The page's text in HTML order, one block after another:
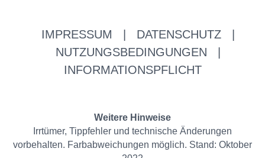
IMPRESSUM DATENSCHUTZ
NUTZUNGSBEDINGUNGEN
INFORMATIONSPFLICHT
Weitere Hinweise
Irrtümer, Tippfehler und technische Änderungen
vorbehalten. Farbabweichungen möglich. Stand: Oktober